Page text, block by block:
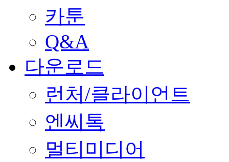
카툰
Q&A
다운로드
런처/클라이언트
엔씨톡
멀티미디어